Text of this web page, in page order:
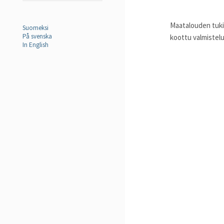
Suomeksi
På svenska
In English
Maatalouden
koottu